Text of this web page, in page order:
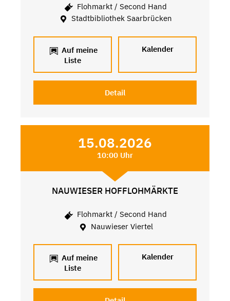
Flohmarkt / Second Hand
Stadtbibliothek Saarbrücken
Auf meine
Liste
Kalender
Detail
15.08.2026
10:00 Uhr
NAUWIESER HOFFLOHMÄRKTE
Flohmarkt / Second Hand
Nauwieser Viertel
Auf meine
Liste
Kalender